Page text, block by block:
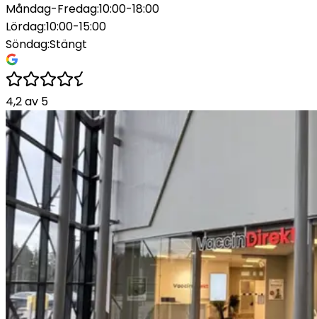
Måndag-Fredag:10:00-18:00
Lördag:10:00-15:00
Söndag:Stängt
4,2av 5